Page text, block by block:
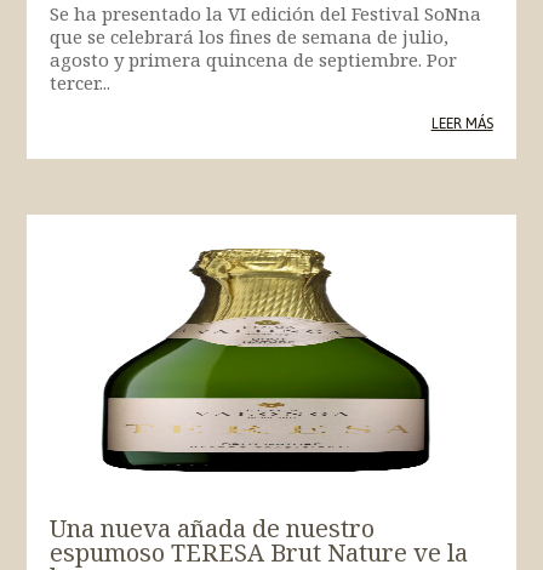
Se ha presentado la VI edición del Festival SoNna
que se celebrará los fines de semana de julio,
agosto y primera quincena de septiembre. Por
tercer...
LEER MÁS
Una nueva añada de nuestro
espumoso TERESA Brut Nature ve la